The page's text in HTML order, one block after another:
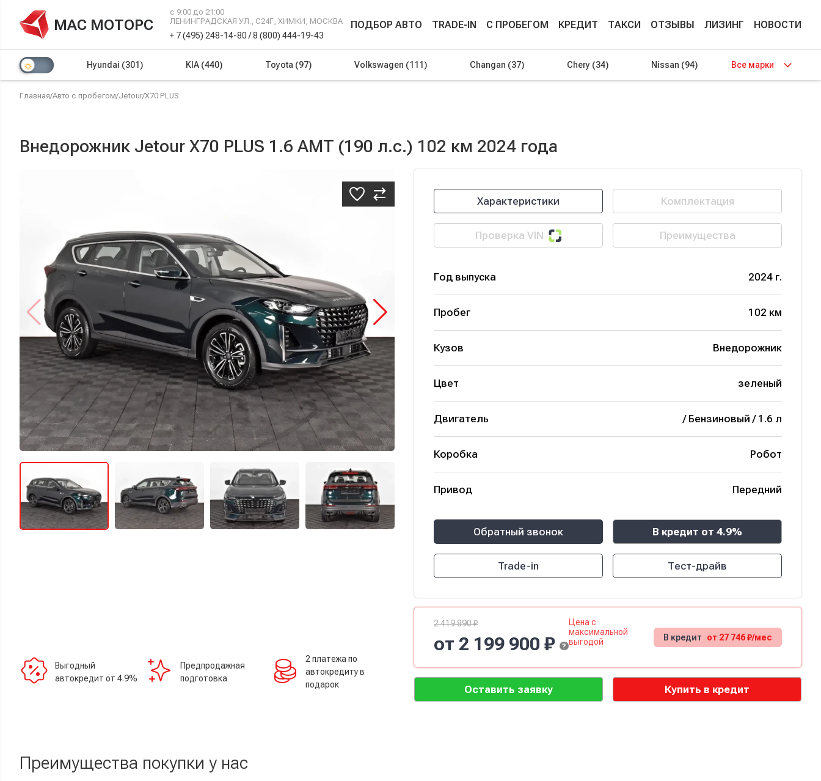
МАС МОТОРС
с 9:00 до 21:00
ЛЕНИНГРАДСКАЯ УЛ., С24Г, ХИМКИ, МОСКВА
+ 7 (495) 248-14-80 /8 (800) 444-19-43
ПОДБОР АВТО TRADE-IN С ПРОБЕГОМ КРЕДИТ ТАКСИ ОТЗЫВЫ ЛИЗИНГ НОВОСТИ
Hyundai (301) KIA (440) Toyota (97) Volkswagen (111) Changan (37) Chery (34) Nissan (94) Все марки
Главная/Авто с пробегом/Jetour/X70 PLUS
Внедорожник Jetour X70 PLUS 1.6 AMT (190 л.с.) 102 км 2024 года
Характеристики Комплектация
Проверка VIN Преимущества
Год выпуска 2024 г.
Пробег 102 км
Кузов Внедорожник
Цвет зеленый
Двигатель / Бензиновый / 1.6 л
Коробка Робот
Привод Передний
Обратный звонок В кредит от 4.9%
Trade-in Тест-драйв
2 419 890 ₽
от 2 199 900 ₽ ?
Цена с
максимальной
выгодой
В кредит от 27 746 ₽/мес
Оставить заявку Купить в кредит
Выгодный
автокредит от 4.9%
Предпродажная
подготовка
2 платежа по
автокредиту в
подарок
Преимущества покупки у нас